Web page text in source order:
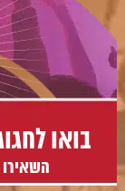
בואו